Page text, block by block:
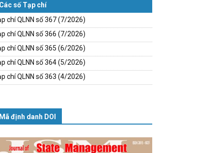
Các số Tạp chí
chí QLNN số 367 (7/2026)
chí QLNN số 366 (7/2026)
chí QLNN số 365 (6/2026)
chí QLNN số 364 (5/2026)
chí QLNN số 363 (4/2026)
Mã định danh DOI